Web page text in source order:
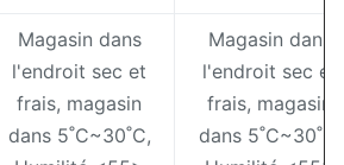
Magasin dans
l'endroit sec et
frais, magasin
dans 5˚C~30˚C,
Magasin dans
l'endroit sec et
frais, magasin
dans 5˚C~30˚C,